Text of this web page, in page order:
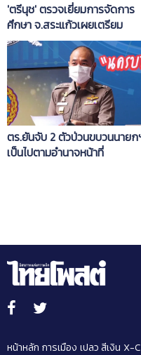
'ตรีนุช' ตรวจเยี่ยมการจัดการ
ศึกษา จ.สระแก้วเผยเตรียม
ประสาน สธ.จัดชุดตรวจ ATK
กรองนักเรียนทุกสองสัปดาห์
ตร.ยันจับ 2 ตัวป่วนขบวนนายก
เป็นไปตามอำนาจหน้าที่
หน้าหลัก การเมือง เปลว สีเงิน X-